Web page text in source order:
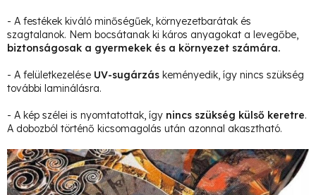
- A festékek kiváló minőségűek, környezetbarátak és
szagtalanok. Nem bocsátanak ki káros anyagokat a levegőbe,
biztonságosak a gyermekek és a környezet számára.
- A felületkezelése UV-sugárzás keményedik, így nincs szükség
további laminálásra.
- A kép szélei is nyomtatottak, így nincs szükség külső keretre.
A dobozból történő kicsomagolás után azonnal akasztható.